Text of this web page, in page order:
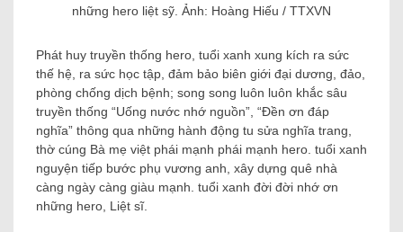
những hero liệt sỹ. Ảnh: Hoàng Hiếu / TTXVN
Phát huy truyền thống hero, tuổi xanh xung kích ra sức
thế hệ, ra sức học tập, đảm bảo biên giới đại dương, đảo,
phòng chống dịch bệnh; song song luôn luôn khắc sâu
truyền thống “Uống nước nhớ nguồn”, “Đền ơn đáp
nghĩa” thông qua những hành động tu sửa nghĩa trang,
thờ cúng Bà mẹ việt phái mạnh phái mạnh hero. tuổi xanh
nguyện tiếp bước phụ vương anh, xây dựng quê nhà
càng ngày càng giàu mạnh. tuổi xanh đời đời nhớ ơn
những hero, Liệt sĩ.